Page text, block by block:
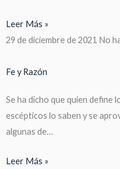
Leer Más »
29 de diciembre de 2021 No
Fe y Razón
Se ha dicho que quien define
escépticos lo saben y se
algunas de…
Leer Más »